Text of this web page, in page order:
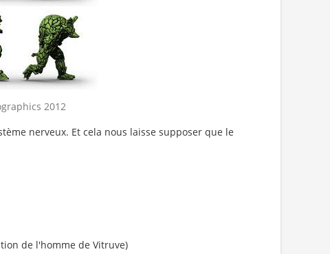
2012
nerveux. Et cela nous laisse supposer que le
de l'homme de Vitruve)